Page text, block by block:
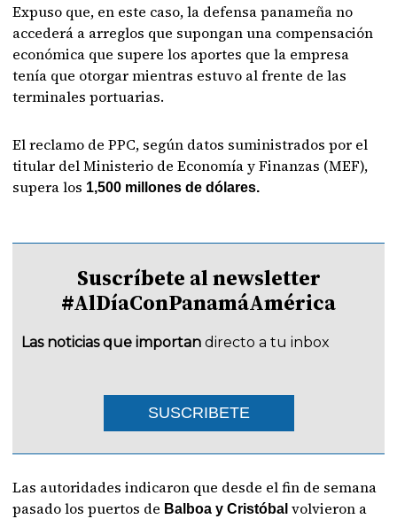
Expuso que, en este caso, la defensa panameña no
accederá a arreglos que supongan una compensación
económica que supere los aportes que la empresa
tenía que otorgar mientras estuvo al frente de las
terminales portuarias.
El reclamo de PPC, según datos suministrados por el
titular del Ministerio de Economía y Finanzas (MEF),
supera los 1,500 millones de dólares.
Suscríbete al newsletter
#AlDíaConPanamáAmérica
Las noticias que importan directo a tu inbox
SUSCRIBETE
Las autoridades indicaron que desde el fin de semana
pasado los puertos de Balboa y Cristóbalvolvieron a